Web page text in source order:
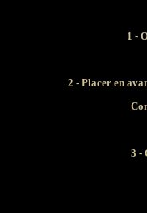
1 -
2 - Placer en
3 -